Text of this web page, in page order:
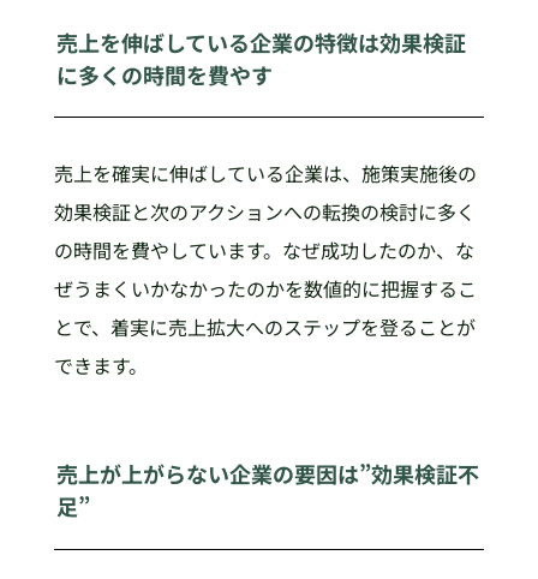
売上を伸ばしている企業の特徴は効果検証
に多くの時間を費やす
売上を確実に伸ばしている企業は、施策実施後の
効果検証と次のアクションへの転換の検討に多く
の時間を費やしています。なぜ成功したのか、な
ぜうまくいかなかったのかを数値的に把握するこ
とで、着実に売上拡大へのステップを登ることが
できます。
売上が上がらない企業の要因は”効果検証不
足”